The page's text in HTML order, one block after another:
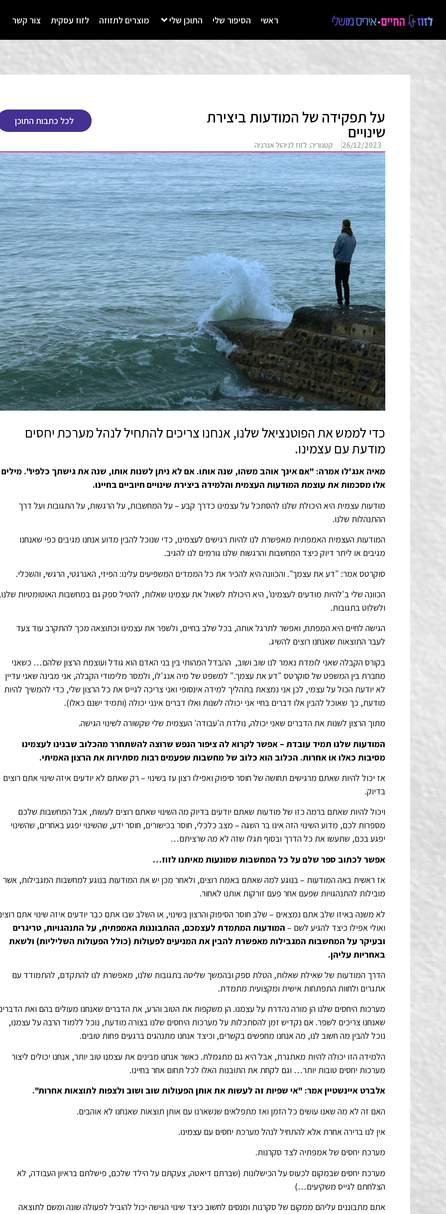
ראשי הסיפור שלי התוכן שלי מוצרים לתזוזה לזוז עסקית צור קשר
על תפקידה של המודעות ביצירת
שינויים
26/12/2023 קטגוריה: לזוז לניהול אנרגיה
לכל כתבות התוכן
כדי לממש את הפוטנציאל שלנו, אנחנו צריכים להתחיל לנהל מערכת יחסים
מודעת עם עצמינו.
מאיה אנג'לו אמרה: "אם אינך אוהב משהו, שנה אותו. אם לא ניתן לשנות אותו, שנה את גישתך כלפיו". מילים
אלו מסכמות את עוצמת המודעות העצמית והלמידה ביצירת שינויים חיוביים בחיינו.
מודעות עצמית היא היכולת שלנו להסתכל על עצמינו כדרך קבע – על המחשבות, על הרגשות, על התגובות ועל דרך
ההתנהלות שלנו.
המודעות העצמית האמפתית מאפשרת לנו להיות רגישים לעצמינו, כדי שנוכל להבין מדוע אנחנו מגיבים כפי שאנחנו
מגיבים או ליתר דיוק כיצד המחשבות והרגשות שלנו גורמים לנו להגיב.
סוקרטס אמר: "דע את עצמך". והכוונה היא להכיר את כל הממדים המשפיעים עלינו: הפיזי, האנרגטי, הרגשי, והשכלי.
הכוונה שלי ב'להיות מודעים לעצמינו', היא היכולת לשאול את עצמינו שאלות, להטיל ספק גם במחשבות האוטומטיות
ולשלוט בתגובות.
הגישה לחיים היא המפתח, ואפשר לתרגל אותה, בכל שלב בחיים, ולשפר את עצמינו וכתוצאה מכך להתקרב עוד צעד
לעבר התוצאות שאנחנו רוצים להשיג.
בקורס הקבלה שאני לומדת נאמר לנו שוב ושוב, ההבדל המהותי בין בני האדם הוא גודל ועוצמת הרצון שלהם… כשאני
מחברת בין המשפט של סוקרטס "דע את עצמך." למשפט של מיה אנג'לו, ולמסר מלימודי הקבלה, אני מבינה שאני עדיין
לא יודעת הכול על עצמי, לכן אני נמצאת בתהליך למידה אינסופי ואני צריכה לגייס את כל הרצון שלי, כדי להמשיך להיות
מודעת, כך שאוכל להבין אלו דברים בחיי אני יכולה לשנות ואלו דברים אינני יכולה (ותמיד ישנם כאלו).
מתוך הרצון לשנות את הדברים שאני יכולה, נולדת ה'עבודה' העצמית שלי שקשורה לשינוי הגישה.
המודעות שלנו תמיד עובדת – אפשר לקרוא לה ציפור הנפש שרוצה להשתחרר מהכלוב שבנינו לעצמינו
מסיבות כאלו או אחרות. הכלוב הוא כלוב של מחשבות שפעמים רבות מסתירות את הרצון האמיתי.
אז יכול להיות שאתם מרגישים תחושה של חוסר סיפוק ואפילו רצון עז בשינוי – רק שאתם לא יודעים איזה שינוי אתם רוצים
בדיוק.
ויכול להיות שאתם ברמה כזו של מודעות שאתם יודעים בדיוק מה השינוי שאתם רוצים לעשות, אבל המחשבות שלכם
מספרות לכם, מדוע השינוי הזה אינו בר השגה – מצב כלכלי, חוסר בכישורים, חוסר ידע, שהשינוי יפגע באחרים, שהשינוי
יפגע בכם, שתעשו את כל הדרך ובסוף תגלו שזה לא מה שרציתם…
אפשר לכתוב ספר שלם על כל המחשבות שמונעות מאיתנו לזוז…
אז ראשית באה המודעות – בנוגע למה שאתם באמת רוצים, ולאחר מכן יש את המודעות בנוגע למחשבות המגבילות, אשר
מובילות להתנהגויות שפעם אחר פעם זורקות אותנו לאחור.
לא משנה באיזו שלב אתם נמצאים – שלב חוסר הסיפוק והרצון בשינוי, או השלב שבו אתם כבר יודעים איזה שינוי אתם
ואולי אפילו כיצד להגיע לשם – המודעות המתמדת לעצמכם, ההתבוננות האמפתית, על התנהגויות, טריגרים
ובעיקר על המחשבות המגבילות מאפשרת להבין את המניעים לפעולות (כולל הפעולות השליליות) ולשאת
באחריות עליהן.
הדרך המודעות של שאילת שאלות, הטלת ספק ובהמשך שליטה בתגובות שלנו, מאפשרת לנו להתקדם, להתמודד עם
אתגרים ולחוות התפתחות אישית ומקצועית מתמדת.
מערכות היחסים שלנו הן מורה נהדרת על עצמנו. הן משקפות את הטוב והרע, את הדברים שאנחנו מעולים בהם ואת
שאנחנו צריכים לשפר. אם נקדיש זמן להסתכלות על מערכות היחסים שלנו בצורה מודעת, נוכל ללמוד הרבה על עצמנו,
נוכל להבין מה חשוב לנו, מה אנחנו מחפשים בקשרים, וכיצד אנחנו מתנהגים ברגעים פחות טובים.
הלמידה הזו יכולה להיות מאתגרת, אבל היא גם מתגמלת. כאשר אנחנו מבינים את עצמנו טוב יותר, אנחנו יכולים ליצור
מערכות יחסים טובות יותר… וגם לקחת את התובנות האלו לכל תחום אחר בחיינו.
אלברט איינשטיין אמר: "אי שפיות זה לעשות את אותן הפעולות שוב ושוב ולצפות לתוצאות אחרות".
האם זה לא מה שאנו עושים כל הזמן ואז מתפלאים שנשארנו עם אותן תוצאות שאנחנו לא אוהבים.
אין לנו ברירה אחרת אלא להתחיל לנהל מערכת יחסים עם עצמינו.
מערכת יחסים של אמפתיה לצד סקרנות.
מערכת יחסים שבמקום לכעוס על הכישלונות (שברתם דיאטה, צעקתם על הילד שלכם, פישלתם בראיון העבודה, לא
הצלחתם לגייס משקיעים…)
אתם מתבוננים עליהם ממקום של סקרנות ומנסים לחשוב כיצד שינוי הגישה יכול להוביל לפעולה שונה ומשם לתוצאה